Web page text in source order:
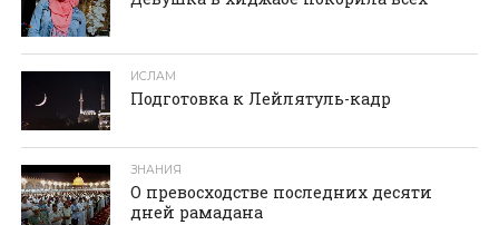
ИСЛАМ
Подготовка к Лейлятуль-кадр
ЗНАНИЯ
О превосходстве последних десяти
дней рамадана